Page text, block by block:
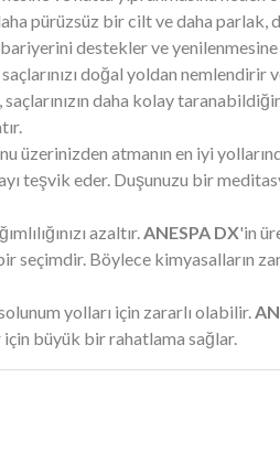
pürüzsüz bir cilt ve daha parlak,
destekler ve yenilenmesine
doğal yoldan nemlendirir
daha kolay
üzerinizden atmanın en iyi
teşvik eder. Duşunuzu bir
azaltır.ANESPA DX'in
seçimdir. Böylece kimyasalların
yolları için zararlı olabilir.
için büyük bir rahatlama sağlar.